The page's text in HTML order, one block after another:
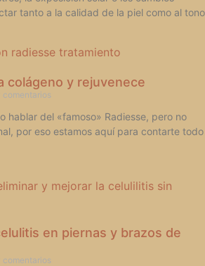
tanto a la calidad de la piel como al tono
colágeno y rejuvenece
comentarios
hablar del «famoso» Radiesse, pero no
por eso estamos aquí para contarte todo
en piernas y brazos de
comentarios